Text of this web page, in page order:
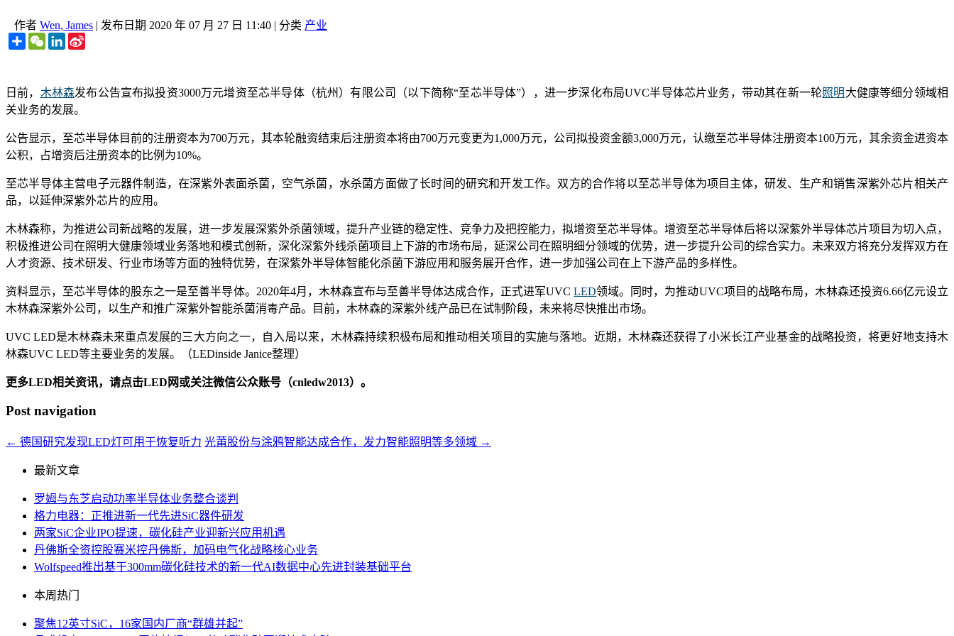
作者 Wen, James | 发布日期 2020 年 07 月 27 日 11:40 | 分类 产业
ShareWeChatLinkedIn
日前， 木林森发布公告宣布拟投资3000万元增资至芯半导体（杭州）有限公司（以下简称“至芯半导体”），进一步深化布局UVC半导体芯片业务，带动其在新一轮照明 大健康等细分领域相
关业务的发展。
公告显示，至芯半导体目前的注册资本为700万元，其本轮融资结束后注册资本将由700万元变更为1,000万元，公司拟投资金额3,000万元，认缴至芯半导体注册资本100万元，其余资金进资本
公积，占增资后注册资本的比例为10%。
至芯半导体主营电子元器件制造，在深紫外表面杀菌，空气杀菌，水杀菌方面做了长时间的研究和开发工作。双方的合作将以至芯半导体为项目主体，研发、生产和销售深紫外芯片相关产
品，以延伸深紫外芯片的应用。
木林森称，为推进公司新战略的发展，进一步发展深紫外杀菌领域，提升产业链的稳定性、竞争力及把控能力，拟增资至芯半导体。增资至芯半导体后将以深紫外半导体芯片项目为切入点，
积极推进公司在照明大健康领域业务落地和模式创新，深化深紫外线杀菌项目上下游的市场布局，延深公司在照明细分领域的优势，进一步提升公司的综合实力。未来双方将充分发挥双方在
人才资源、技术研发、行业市场等方面的独特优势，在深紫外半导体智能化杀菌下游应用和服务展开合作，进一步加强公司在上下游产品的多样性。
资料显示，至芯半导体的股东之一是至善半导体。2020年4月，木林森宣布与至善半导体达成合作，正式进军UVCLED领域。同时，为推动UVC项目的战略布局，木林森还投资6.66亿元设立
木林森深紫外公司，以生产和推广深紫外智能杀菌消毒产品。目前，木林森的深紫外线产品已在试制阶段，未来将尽快推出市场。
UVC LED是木林森未来重点发展的三大方向之一，自入局以来，木林森持续积极布局和推动相关项目的实施与落地。近期，木林森还获得了小米长江产业基金的战略投资，将更好地支持木
林森UVC LED等主要业务的发展。（LEDinside Janice整理）
更多LED相关资讯，请点击LED网或关注微信公众账号（cnledw2013）。
Post navigation
← 德国研究发现LED灯可用于恢复听力 光莆股份与涂鸦智能达成合作，发力智能照明等多领域 →
最新文章
罗姆与东芝启动功率半导体业务整合谈判
格力电器：正推进新一代先进SiC器件研发
两家SiC企业IPO提速，碳化硅产业迎新兴应用机遇
丹佛斯全资控股赛米控丹佛斯，加码电气化战略核心业务
Wolfspeed推出基于300mm碳化硅技术的新一代AI数据中心先进封装基础平台
本周热门
聚焦12英寸SiC，16家国内厂商“群雄并起”